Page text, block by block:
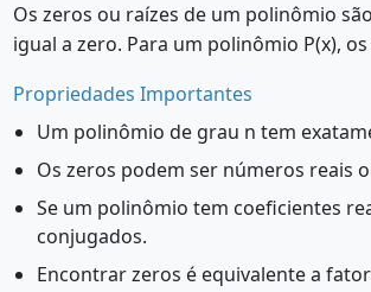
Os zeros ou raízes de um polinômio
igual a zero. Para um polinômio P(x),
Propriedades Importantes
Um polinômio de grau n tem
Os zeros podem ser números reais
Se um polinômio tem coeficientes
conjugados.
Encontrar zeros é equivalente a